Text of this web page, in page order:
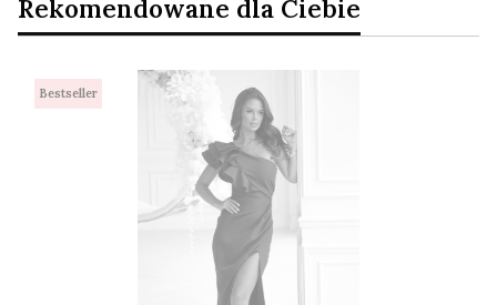
Rekomendowane dla Ciebie
Bestseller